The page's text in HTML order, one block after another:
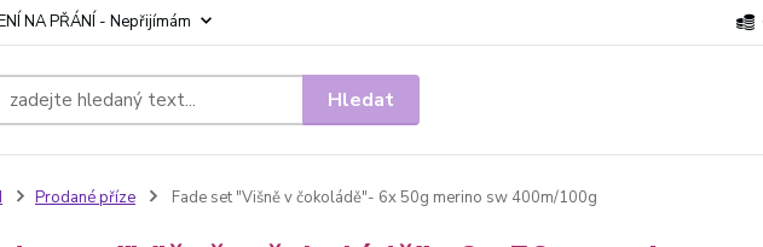
NA PŘÁNÍ - Nepřijímám
Hledat
Prodané příze Fade set "Višně v čokoládě"- 6x 50g merino sw 400m/100g